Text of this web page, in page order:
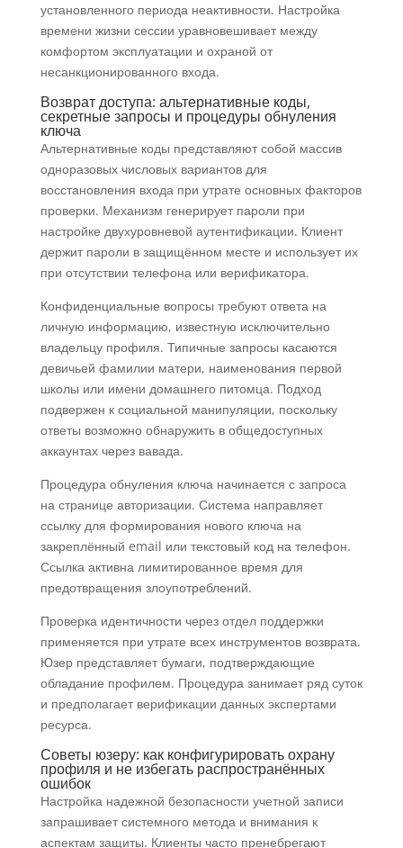
установленного периода неактивности. Настройка
времени жизни сессии уравновешивает между
комфортом эксплуатации и охраной от
несанкционированного входа.
Возврат доступа: альтернативные коды,
секретные запросы и процедуры обнуления
ключа
Альтернативные коды представляют собой массив
одноразовых числовых вариантов для
восстановления входа при утрате основных факторов
проверки. Механизм генерирует пароли при
настройке двухуровневой аутентификации. Клиент
держит пароли в защищённом месте и использует их
при отсутствии телефона или верификатора.
Конфиденциальные вопросы требуют ответа на
личную информацию, известную исключительно
владельцу профиля. Типичные запросы касаются
девичьей фамилии матери, наименования первой
школы или имени домашнего питомца. Подход
подвержен к социальной манипуляции, поскольку
ответы возможно обнаружить в общедоступных
аккаунтах через вавада.
Процедура обнуления ключа начинается с запроса
на странице авторизации. Система направляет
ссылку для формирования нового ключа на
закреплённый email или текстовый код на телефон.
Ссылка активна лимитированное время для
предотвращения злоупотреблений.
Проверка идентичности через отдел поддержки
применяется при утрате всех инструментов возврата.
Юзер представляет бумаги, подтверждающие
обладание профилем. Процедура занимает ряд суток
и предполагает верификации данных экспертами
ресурса.
Советы юзеру: как конфигурировать охрану
профиля и не избегать распространённых
ошибок
Настройка надежной безопасности учетной записи
запрашивает системного метода и внимания к
аспектам защиты. Клиенты часто пренебрегают